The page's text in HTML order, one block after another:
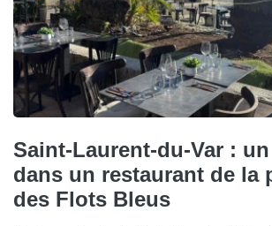
Saint-Laurent-du-Var :
dans un restaurant de la
des Flots Bleus